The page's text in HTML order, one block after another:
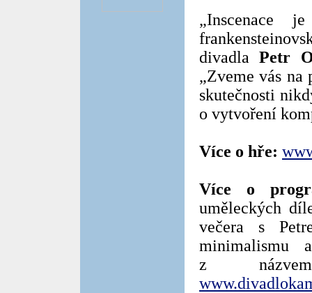
„Inscenace
divadlaPetr
„Zveme vás na
skutečnosti
o vytvoření
Více o hře:
Více o
uměleckých
večera s
minimalismu
z